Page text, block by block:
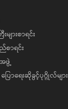
ျားစာရင်း
ာရင်း
အဖွဲ့
ောရေးဆိုခွင့်ပုဂ္ဂိုလ်များ